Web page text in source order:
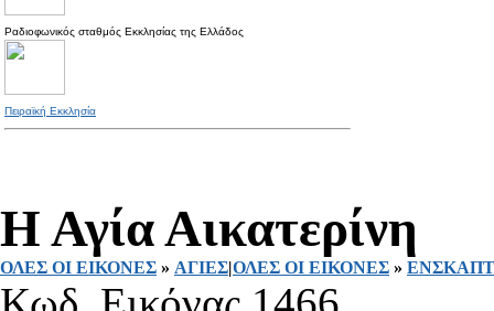
Ραδιοφωνικός σταθμός Εκκλησίας της Ελλάδος
Πειραϊκή Εκκλησία
Η Αγία Αικατερίνη
ΟΛΕΣ ΟΙ ΕΙΚΟΝΕΣ » ΑΓΙΕΣ|ΟΛΕΣ ΟΙ ΕΙΚΟΝΕΣ »